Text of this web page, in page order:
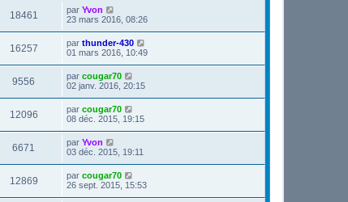
18461 par Yvon
23 mars 2016, 08:26
16257 par thunder-430
01 mars 2016, 10:49
9556 par cougar70
02 janv. 2016, 20:15
12096 par cougar70
08 déc. 2015, 19:15
6671 par Yvon
03 déc. 2015, 19:11
12869 par cougar70
26 sept. 2015, 15:53